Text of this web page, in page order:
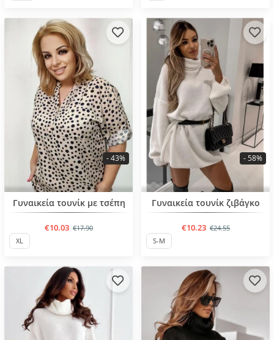
BESTSELLER
Γυναικεία τουνίκ με τσέπη
€10.03 €17.90
- 43%
XL
BESTSELLER
Γυναικεία τουνίκ ζιβάγκο
€10.23 €24.55
- 58%
S-M